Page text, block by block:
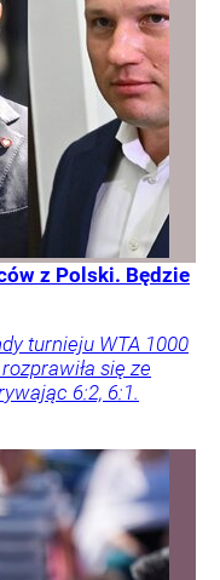
z Polski. Będzie
turnieju WTA 1000
się ze
6:2, 6:1.